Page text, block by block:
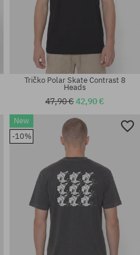
Dostupné veľkosti:
M; L
Tričko Polar Skate Contrast 8
Heads
47,90 €42,90 €
New
-10%